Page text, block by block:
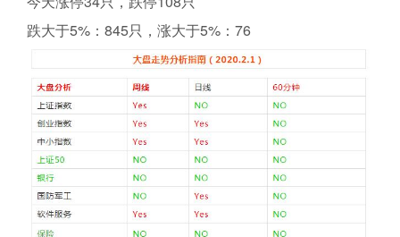
跌大于5%：845只，涨大于5%：76